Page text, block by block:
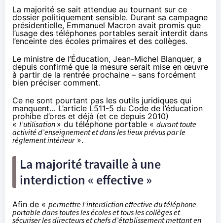
La majorité se sait attendue au tournant sur ce
dossier politiquement sensible. Durant sa campagne
présidentielle, Emmanuel Macron avait promis que
l’usage des téléphones portables serait interdit dans
l’enceinte des écoles primaires et des collèges.
Le ministre de l’Éducation, Jean-Michel Blanquer, a
depuis confirmé que la mesure serait mise en œuvre
à partir de la rentrée prochaine – sans forcément
bien préciser comment.
Ce ne sont pourtant pas les outils juridiques qui
manquent… L’article L511-5 du Code de l’éducation
prohibe d’ores et déjà (et ce depuis 2010)
« l’utilisation » du téléphone portable « durant toute
activité d’enseignement et dans les lieux prévus par le
règlement intérieur».
La majorité travaille à une
interdiction « effective »
Afin de « permettre l’interdiction effective du téléphone
portable dans toutes les écoles et tous les collèges et
sécuriser les directeurs et chefs d’établissement mettant en